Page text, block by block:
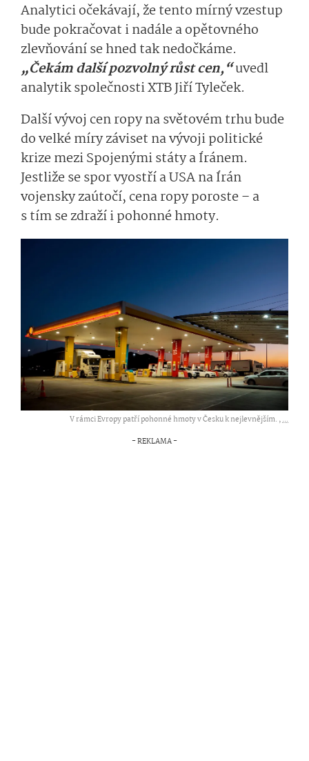
Analytici očekávají, že tento mírný vzestup
bude pokračovat i nadále a opětovného
zlevňování se hned tak nedočkáme.
„Čekám další pozvolný růst cen,“uvedl
analytik společnosti XTB Jiří Tyleček.
Další vývoj cen ropy na světovém trhu bude
do velké míry záviset na vývoji politické
krize mezi Spojenými státy a Íránem.
Jestliže se spor vyostří a USA na Írán
vojensky zaútočí, cena ropy poroste – a
s tím se zdraží i pohonné hmoty.
V rámci Evropy patří pohonné hmoty v Česku k nejlevnějším. ,...